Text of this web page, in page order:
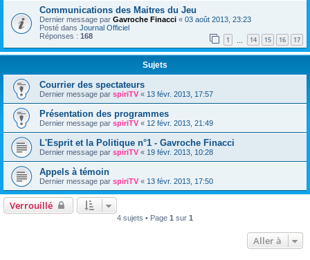
Communications des Maitres du Jeu
Dernier message par Gavroche Finacci « 03 août 2013, 23:23
Posté dans Journal Officiel
Réponses : 168 1 14 15 16 17
Sujets
Courrier des spectateurs
Dernier message par spiriTV « 13 févr. 2013, 17:57
Présentation des programmes
Dernier message par spiriTV « 12 févr. 2013, 21:49
L'Esprit et la Politique n°1 - Gavroche Finacci
Dernier message par spiriTV « 19 févr. 2013, 10:28
Appels à témoin
Dernier message par spiriTV « 13 févr. 2013, 17:50
Verrouillé
4 sujets • Page 1 sur 1
Aller à